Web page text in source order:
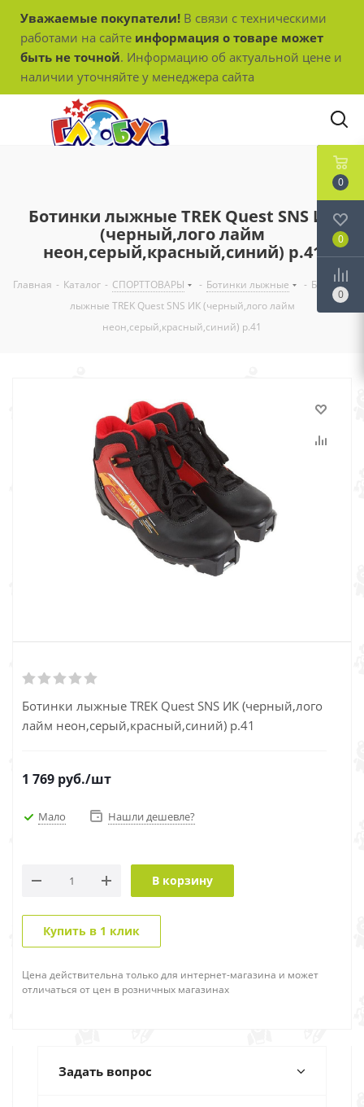
Уважаемые покупатели! В связи с техническими
работами на сайте информация о товаре может
быть не точной. Информацию об актуальной цене и
наличии уточняйте у менеджера сайта
Ботинки лыжные TREK Quest SNS ИК
(черный,лого лайм
неон,серый,красный,синий) р.41
Главная - Каталог - СПОРТТОВАРЫ - Ботинки лыжные - Ботинки
лыжные TREK Quest SNS ИК (черный,лого лайм
неон,серый,красный,синий) р.41
Ботинки лыжные TREK Quest SNS ИК (черный,лого
лайм неон,серый,красный,синий) р.41
1 769 руб./шт
Мало Нашли дешевле?
В корзину
Купить в 1 клик
Цена действительна только для интернет-магазина и может
отличаться от цен в розничных магазинах
Задать вопрос
0
0
0